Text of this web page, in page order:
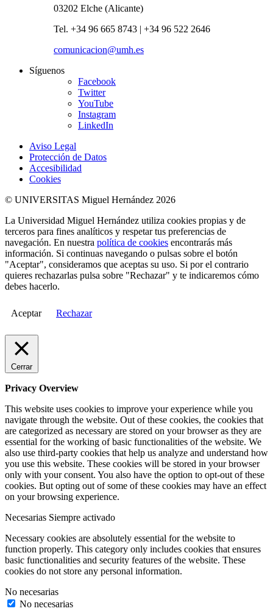
03202 Elche (Alicante)
Tel. +34 96 665 8743 | +34 96 522 2646
comunicacion@umh.es
Síguenos
Facebook
Twitter
YouTube
Instagram
LinkedIn
Aviso Legal
Protección de Datos
Accesibilidad
Cookies
© UNIVERSITAS Miguel Hernández 2026
La Universidad Miguel Hernández utiliza cookies propias y de
terceros para fines analíticos y respetar tus preferencias de
navegación. En nuestra política de cookies encontrarás más
información. Si continuas navegando o pulsas sobre el botón
"Aceptar", consideramos que aceptas su uso. Si por el contrario
quieres rechazarlas pulsa sobre "Rechazar" y te indicaremos cómo
debes hacerlo.
Aceptar Rechazar
Cerrar
Privacy Overview
This website uses cookies to improve your experience while you
navigate through the website. Out of these cookies, the cookies that
are categorized as necessary are stored on your browser as they are
essential for the working of basic functionalities of the website. We
also use third-party cookies that help us analyze and understand how
you use this website. These cookies will be stored in your browser
only with your consent. You also have the option to opt-out of these
cookies. But opting out of some of these cookies may have an effect
on your browsing experience.
Necesarias Siempre activado
Necessary cookies are absolutely essential for the website to
function properly. This category only includes cookies that ensures
basic functionalities and security features of the website. These
cookies do not store any personal information.
No necesarias
No necesarias